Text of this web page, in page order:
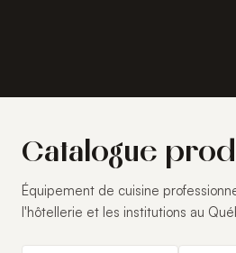
Catalogue
Équipement de cuisine
l'hôtellerie et les institutions au